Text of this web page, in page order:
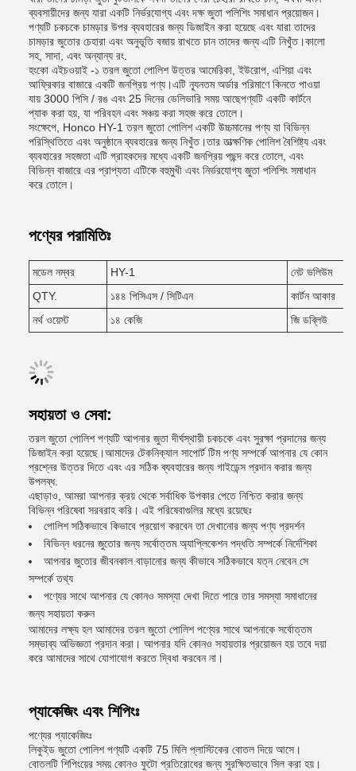
ব্যবসায়ীদের জন্য যারা একটি নির্ভরযোগ্য এবং দক্ষ জুতা পলিশিং সমাধান প্রয়োজন।
পণ্যটি চকচকে চামড়ার উপর ব্যবহারের জন্য ডিজাইন করা হয়েছে এবং যারা তাদের
চামড়ার জুতোর চেহারা এবং অনুভূতি বজায় রাখতে চান তাদের জন্য এটি নিখুঁত।কালো
সহ, সাদা, এবং অন্যান্য রং.
হংকো এইচওয়াই -১ তরল জুতো পোলিশ উত্তর আমেরিকা, ইউরোপ, এশিয়া এবং
আফ্রিকার বাজারে একটি জনপ্রিয় পণ্য।এটি ন্যূনতম অর্ডার পরিমাণে কিনতে পাওয়া
যায় 3000 পিসি / রঙ এবং 25 দিনের ডেলিভারি সময় আছেপণ্যটি একটি কার্টনে
প্যাক করা হয়, যা পরিবহন এবং সঞ্চয় করা সহজ করে তোলে।
সংক্ষেপে, Honco HY-1 তরল জুতো পোলিশ একটি উচ্চমানের পণ্য যা বিভিন্ন
পরিস্থিতিতে এবং অনুষ্ঠানে ব্যবহারের জন্য নিখুঁত।তার তাত্ক্ষণিক পোলিশ বৈশিষ্ট্য এবং
ব্যবহারের সহজতা এটি গ্রাহকদের মধ্যে একটি জনপ্রিয় পছন্দ করে তোলে, এবং
বিভিন্ন বাজারে এর প্রাপ্যতা এটিকে বহুমুখী এবং নির্ভরযোগ্য জুতা পলিশিং সমাধান
করে তোলে।
পণ্যের পরামিতিঃ
মডেল নম্বর HY-1
নেট ভলিউম
QTY.
১৪৪ পিসিএস / সিটিএন
কার্টন আকার
নর্থ ওয়েস্ট
১৪ কেজি জি ডব্লিউ
সহায়তা ও সেবা:
তরল জুতো পোলিশ পণ্যটি আপনার জুতা দীর্ঘস্থায়ী চকচকে এবং সুরক্ষা প্রদানের জন্য
ডিজাইন করা হয়েছে।আমাদের টেকনিক্যাল সাপোর্ট টিম পণ্য সম্পর্কে আপনার যে কোন
প্রশ্নের উত্তর দিতে এবং এর সঠিক ব্যবহারের জন্য গাইডেন্স প্রদান করার জন্য
উপলব্ধ.
এছাড়াও, আমরা আপনার ক্রয় থেকে সর্বাধিক উপকার পেতে নিশ্চিত করার জন্য
বিভিন্ন পরিষেবা সরবরাহ করি। এই পরিষেবাগুলির মধ্যে রয়েছেঃ
পোলিশ সঠিকভাবে কিভাবে প্রয়োগ করবেন তা দেখানোর জন্য পণ্য প্রদর্শন
বিভিন্ন ধরনের জুতোর জন্য সর্বোত্তম অ্যাপ্লিকেশন পদ্ধতি সম্পর্কে নির্দেশিকা
আপনার জুতোর জীবনকাল বাড়ানোর জন্য কীভাবে সঠিকভাবে যত্ন নেবেন সে
সম্পর্কে তথ্য
পণ্যের সাথে আপনার যে কোনও সমস্যা দেখা দিতে পারে তার সমস্যা সমাধানের
জন্য সহায়তা করুন
আমাদের লক্ষ্য হল আমাদের তরল জুতো পোলিশ পণ্যের সাথে আপনাকে সর্বোত্তম
সম্ভাব্য অভিজ্ঞতা প্রদান করা। আপনার যদি কোনও সহায়তার প্রয়োজন হয় তবে দয়া
করে আমাদের সাথে যোগাযোগ করতে দ্বিধা করবেন না।
প্যাকেজিং এবং শিপিংঃ
পণ্যের প্যাকেজিংঃ
লিকুইড জুতো পোলিশ পণ্যটি একটি 75 মিলি প্লাস্টিকের বোতল দিয়ে আসে।
বোতলটি শিপিংয়ের সময় কোনও ফুটো প্রতিরোধের জন্য সুরক্ষিতভাবে সিল করা হয়।